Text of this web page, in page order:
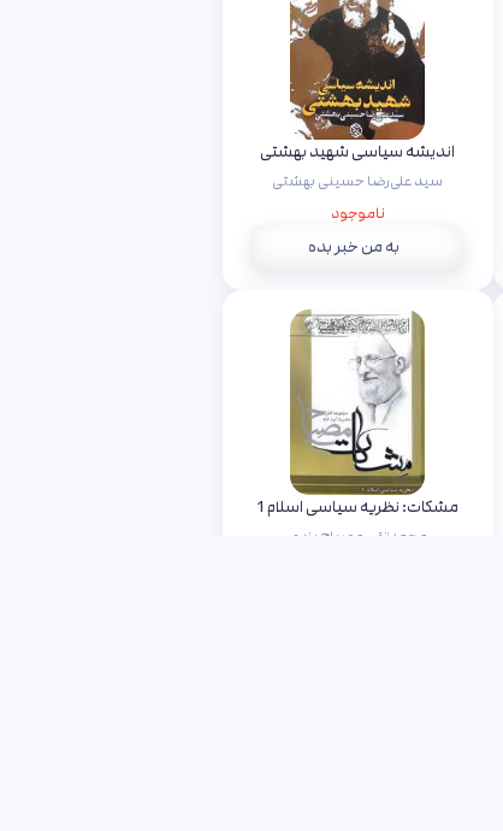
اندیشه سیاسی شهید بهشتی
سید علی‌رضا حسینی بهشتی
ناموجود
به من خبر بده
مشکات: نظریه سیاسی اسلام 1
محمدتقی مصباح یزدی